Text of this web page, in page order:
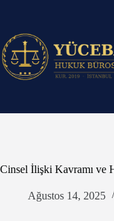
Cinsel İlişki Kavramı ve
Ağustos 14, 2025